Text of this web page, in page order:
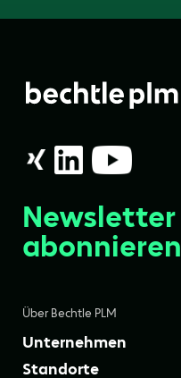
Über Bechtle PLM
Unternehmen
Standorte
Newsletter
abonnieren